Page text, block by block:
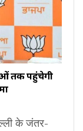
तक पहुंचेगी
के जंतर-